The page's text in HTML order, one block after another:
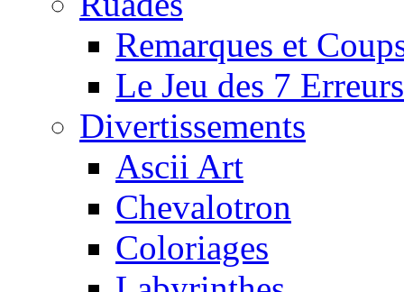
Remarques et
Le Jeu des 7 Erreurs
Divertissements
Ascii Art
Chevalotron
Coloriages